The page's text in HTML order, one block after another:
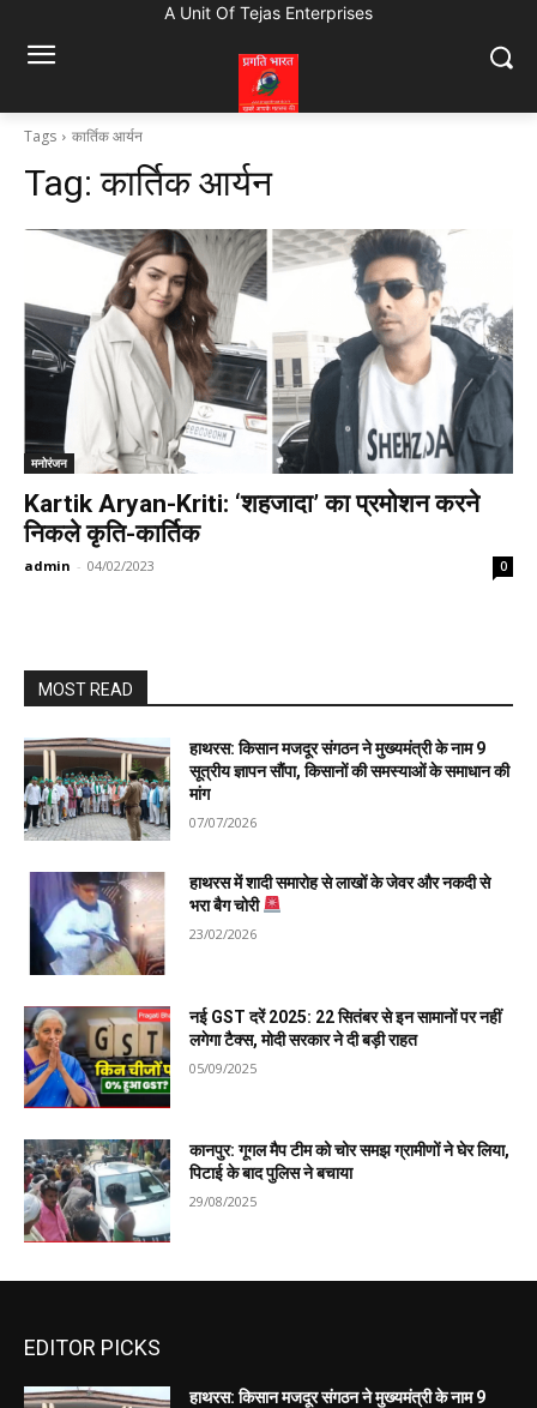
A Unit Of Tejas Enterprises
Tags कार्तिक आर्यन
Tag:कार्तिक आर्यन
मनोरंजन
Kartik Aryan-Kriti: ‘शहजादा’ का प्रमोशन करने
निकले कृति-कार्तिक
admin - 04/02/2023 0
MOST READ
हाथरस: किसान मजदूर संगठन ने मुख्यमंत्री के नाम 9
सूत्रीय ज्ञापन सौंपा, किसानों की समस्याओं के समाधान की
मांग
07/07/2026
हाथरस में शादी समारोह से लाखों के जेवर और नकदी से
भरा बैग चोरी
23/02/2026
नई GST दरें 2025: 22 सितंबर से इन सामानों पर नहीं
लगेगा टैक्स, मोदी सरकार ने दी बड़ी राहत
05/09/2025
कानपुर: गूगल मैप टीम को चोर समझ ग्रामीणों ने घेर लिया,
पिटाई के बाद पुलिस ने बचाया
29/08/2025
EDITOR PICKS
हाथरस: किसान मजदूर संगठन ने मुख्यमंत्री के नाम 9